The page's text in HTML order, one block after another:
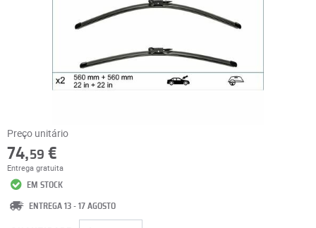
Preço unitário
74,59 €
Entrega gratuita
EM STOCK
ENTREGA 13 - 17 AGOSTO